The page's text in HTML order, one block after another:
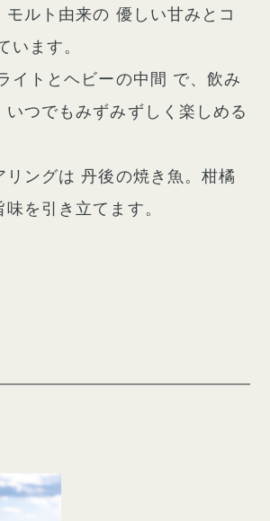
モルト由来の 優しい甘みとコ
ます。
イトとヘビーの中間 で、飲み
つでもみずみずしく楽しめる
リングは 丹後の焼き魚。柑橘
を引き立てます。